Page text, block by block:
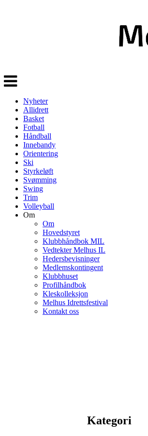
Veksle
navigasjon
Nyheter
Allidrett
Basket
Fotball
Håndball
Innebandy
Orientering
Ski
Styrkeløft
Svømming
Swing
Trim
Volleyball
Om
Om
Hovedstyret
Klubbhåndbok MIL
Vedtekter Melhus IL
Hedersbevisninger
Medlemskontingent
Klubbhuset
Profilhåndbok
Kleskolleksjon
Melhus Idrettsfestival
Kontakt oss
Kategori